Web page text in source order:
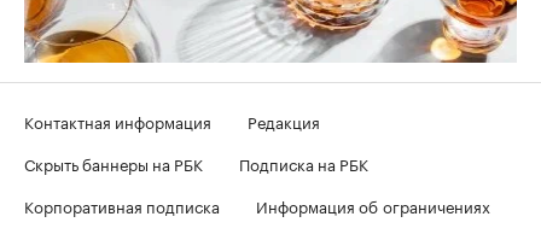
Контактная информация
Редакция
Скрыть баннеры на РБК
Подписка на РБК
Корпоративная подписка
Информация об ограничениях